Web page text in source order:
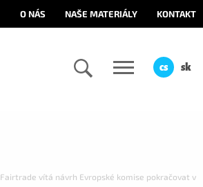
O NÁS NAŠE MATERIÁLY KONTAKT
cs sk
Fairtrade vítá návrh Evropské komise pokračovat v